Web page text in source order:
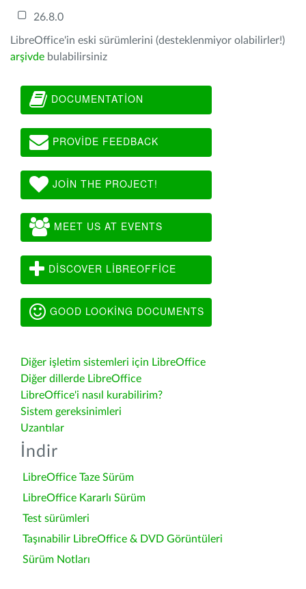
26.8.0
LibreOffice'in eski sürümlerini (desteklenmiyor olabilirler!)
arşivde bulabilirsiniz
DOCUMENTATION
PROVIDE FEEDBACK
JOIN THE PROJECT!
MEET US AT EVENTS
DISCOVER LIBREOFFICE
GOOD LOOKING DOCUMENTS
Diğer işletim sistemleri için LibreOffice
Diğer dillerde LibreOffice
LibreOffice'i nasıl kurabilirim?
Sistem gereksinimleri
Uzantılar
İndir
LibreOffice Taze Sürüm
LibreOffice Kararlı Sürüm
Test sürümleri
Taşınabilir LibreOffice & DVD Görüntüleri
Sürüm Notları